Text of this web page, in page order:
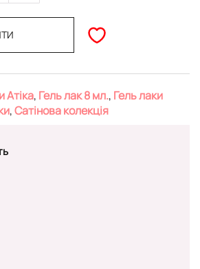
Атіка, Гель лак 8 мл., Гель лаки
,Сатінова колекція